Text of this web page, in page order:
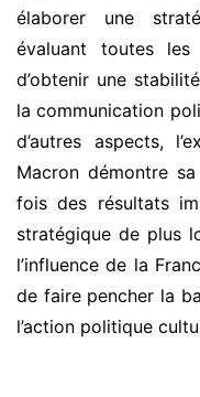
élaborer une
évaluant toutes les
d’obtenir une
la communication
d’autres aspects,
Macron démontre
fois des résultats
stratégique de plus
l’influence de la
de faire pencher la
l’action politique